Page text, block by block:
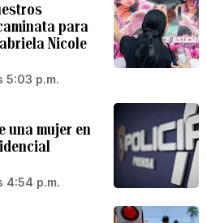
para
Nicole
5:03 p.m.
una mujer en
4:54 p.m.